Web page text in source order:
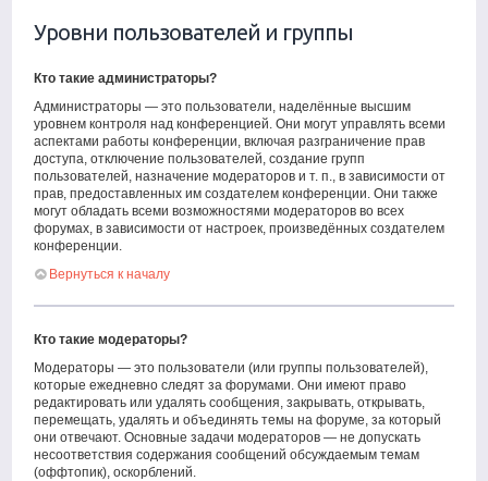
Уровни пользователей и группы
Кто такие администраторы?
Администраторы — это пользователи, наделённые высшим
уровнем контроля над конференцией. Они могут управлять всеми
аспектами работы конференции, включая разграничение прав
доступа, отключение пользователей, создание групп
пользователей, назначение модераторов и т. п., в зависимости от
прав, предоставленных им создателем конференции. Они также
могут обладать всеми возможностями модераторов во всех
форумах, в зависимости от настроек, произведённых создателем
конференции.
Вернуться к началу
Кто такие модераторы?
Модераторы — это пользователи (или группы пользователей),
которые ежедневно следят за форумами. Они имеют право
редактировать или удалять сообщения, закрывать, открывать,
перемещать, удалять и объединять темы на форуме, за который
они отвечают. Основные задачи модераторов — не допускать
несоответствия содержания сообщений обсуждаемым темам
(оффтопик), оскорблений.